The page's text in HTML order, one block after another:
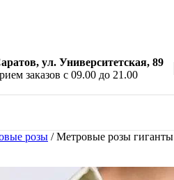
ул. Университетская, 89
заказов с 09.00 до 21.00
розы /Метровые розы гиганты